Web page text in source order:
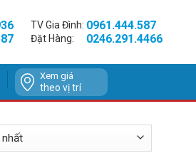
TV Gia Đình: 0961.444.587
Đặt Hàng: 0246.291.4466
Xem giá
theo vị trí